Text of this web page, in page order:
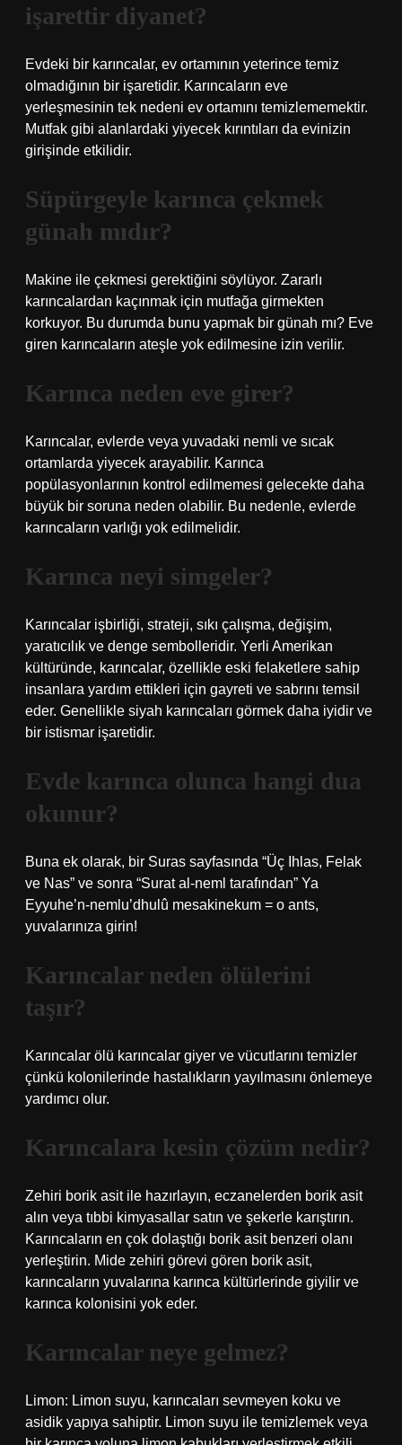
işarettir diyanet?
Evdeki bir karıncalar, ev ortamının yeterince temiz
olmadığının bir işaretidir. Karıncaların eve
yerleşmesinin tek nedeni ev ortamını temizlememektir.
Mutfak gibi alanlardaki yiyecek kırıntıları da evinizin
girişinde etkilidir.
Süpürgeyle karınca çekmek
günah mıdır?
Makine ile çekmesi gerektiğini söylüyor. Zararlı
karıncalardan kaçınmak için mutfağa girmekten
korkuyor. Bu durumda bunu yapmak bir günah mı? Eve
giren karıncaların ateşle yok edilmesine izin verilir.
Karınca neden eve girer?
Karıncalar, evlerde veya yuvadaki nemli ve sıcak
ortamlarda yiyecek arayabilir. Karınca
popülasyonlarının kontrol edilmemesi gelecekte daha
büyük bir soruna neden olabilir. Bu nedenle, evlerde
karıncaların varlığı yok edilmelidir.
Karınca neyi simgeler?
Karıncalar işbirliği, strateji, sıkı çalışma, değişim,
yaratıcılık ve denge sembolleridir. Yerli Amerikan
kültüründe, karıncalar, özellikle eski felaketlere sahip
insanlara yardım ettikleri için gayreti ve sabrını temsil
eder. Genellikle siyah karıncaları görmek daha iyidir ve
bir istismar işaretidir.
Evde karınca olunca hangi dua
okunur?
Buna ek olarak, bir Suras sayfasında “Üç Ihlas, Felak
ve Nas” ve sonra “Surat al-neml tarafından” Ya
Eyyuhe’n-nemlu’dhulû mesakinekum = o ants,
yuvalarınıza girin!
Karıncalar neden ölülerini
taşır?
Karıncalar ölü karıncalar giyer ve vücutlarını temizler
çünkü kolonilerinde hastalıkların yayılmasını önlemeye
yardımcı olur.
Karıncalara kesin çözüm nedir?
Zehiri borik asit ile hazırlayın, eczanelerden borik asit
alın veya tıbbi kimyasallar satın ve şekerle karıştırın.
Karıncaların en çok dolaştığı borik asit benzeri olanı
yerleştirin. Mide zehiri görevi gören borik asit,
karıncaların yuvalarına karınca kültürlerinde giyilir ve
karınca kolonisini yok eder.
Karıncalar neye gelmez?
Limon: Limon suyu, karıncaları sevmeyen koku ve
asidik yapıya sahiptir. Limon suyu ile temizlemek veya